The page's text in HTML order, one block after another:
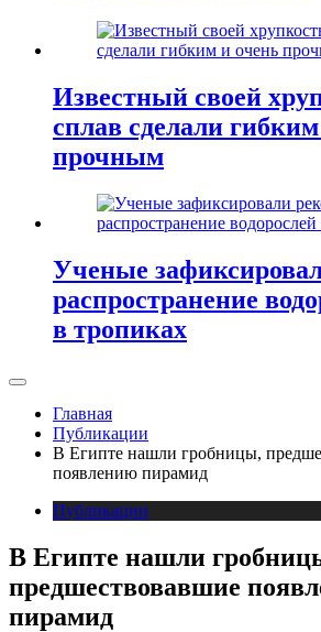
Известный своей
сплав сделали
прочным
Ученые
распространение
в тропиках
Главная
Публикации
В Египте нашли гробницы,
появлению пирамид
Публикации
В Египте нашли
предшествовавшие
пирамид